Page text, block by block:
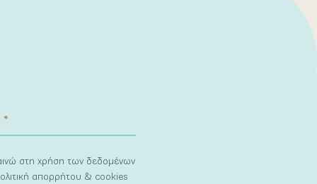
στη χρήση των δεδομένων
απορρήτου & cookies